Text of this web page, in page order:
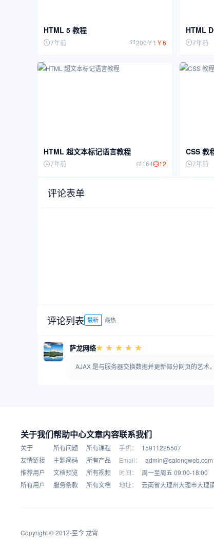
HTML 5 教程
7年前 200￥1￥6
HTML
7年前
HTML 超文本标记语言教程
7年前 164 12
CSS 教
7年前
评论表单
评论列表 最新 最热
萨龙网络
AJAX 是与服务器交换数据并更新部分网页的艺术
关于我们
关于
友情链接
推荐用户
所有用户
帮助中心
所有问题
主题简码
文档预览
服务条款
文章内容
所有课程
所有产品
所有视频
所有文档
联系我们
手机：
15911225507
Email：
admin@salongweb.com
时间：
周一至周五 09:00-18:00
地址：
云南省大理州大理市大理
Copyright © 2012-至今龙霄